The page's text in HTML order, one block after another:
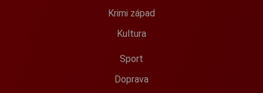
Krimi západ
Kultura
Sport
Doprava